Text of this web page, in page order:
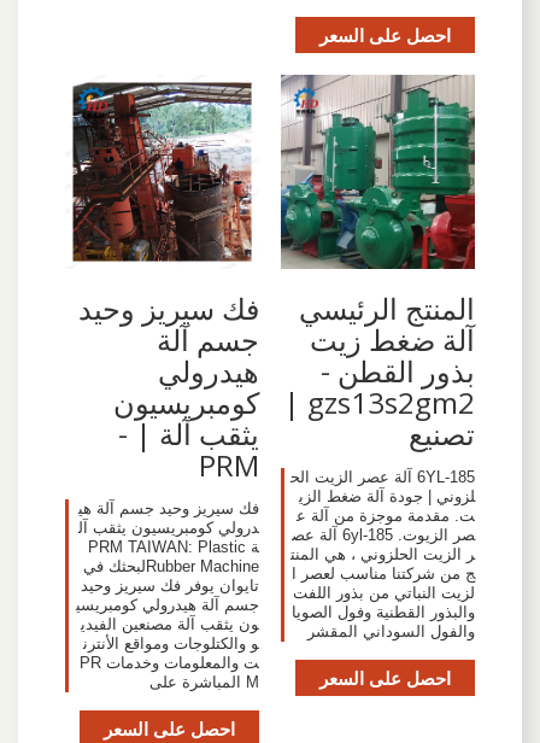
احصل على السعر
المنتج الرئيسي
آلة ضغط زيت
بذور القطن -
gzs13s2gm2 |
تصنيع
6YL-185 آلة عصر الزيت الح
لزوني | جودة آلة ضغط الزي
ت. مقدمة موجزة من آلة ع
صر الزيوت. 6yl-185 آلة عص
ر الزيت الحلزوني ، هي المنت
ج من شركتنا مناسب لعصر ا
لزيت النباتي من بذور اللفت
والبذور القطنية وفول الصويا
والفول السوداني المقشر
احصل على السعر
فك سيريز وحيد
جسم آلة
هيدرولي
كومبريسيون
يثقب آلة | -
PRM
فك سيريز وحيد جسم آلة هي
درولي كومبريسيون يثقب آل
ة PRM TAIWAN: Plastic
Rubber Machineلبحثك في
تايوان يوفر فك سيريز وحيد
جسم آلة هيدرولي كومبريسي
ون يثقب آلة مصنعين الفيدي
و والكتلوجات ومواقع الأنترن
ت والمعلومات وخدمات PR
M المباشرة على
احصل على السعر